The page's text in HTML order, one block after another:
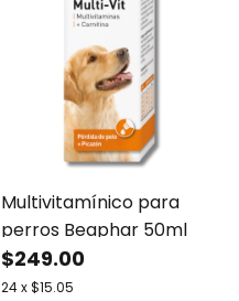
Multivitamínico para
perros Beaphar 50ml
$249.00
24x$15.05